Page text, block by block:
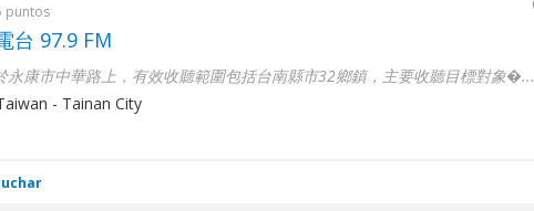
puntos
台 97.9 FM
永康市中華路上，有效收聽範圍包括台南縣市32鄉鎮，主要收聽目標對象�...
- Tainan City